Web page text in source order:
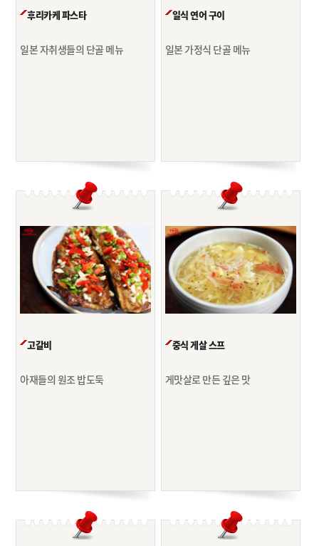
후리카케 파스타
일본 자취생들의 단골 메뉴
일식 연어 구이
일본 가정식 단골 메뉴
고갈비
아재들의 원조 밥도둑
중식 게살 스프
게맛살로 만든 깊은 맛